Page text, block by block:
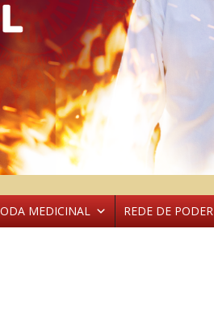
MEDICINAL REDE DE PODER